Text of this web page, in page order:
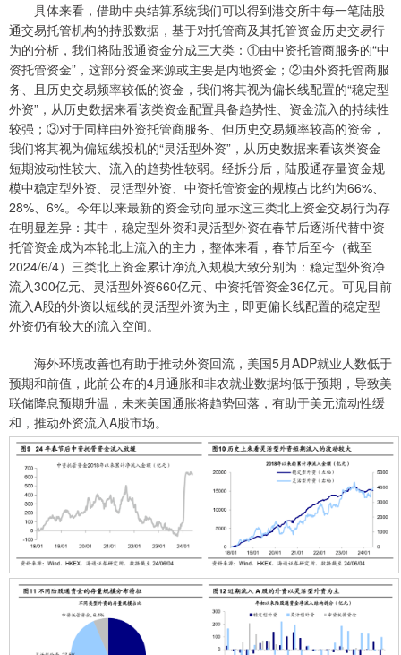
具体来看，借助中央结算系统我们可以得到港交所中每一笔陆股
通交易托管机构的持股数据，基于对托管商及其托管资金历史交易行
为的分析，我们将陆股通资金分成三大类：①由中资托管商服务的“中
资托管资金”，这部分资金来源或主要是内地资金；②由外资托管商服
务、且历史交易频率较低的资金，我们将其视为偏长线配置的“稳定型
外资”，从历史数据来看该类资金配置具备趋势性、资金流入的持续性
较强；③对于同样由外资托管商服务、但历史交易频率较高的资金，
我们将其视为偏短线投机的“灵活型外资”，从历史数据来看该类资金
短期波动性较大、流入的趋势性较弱。经拆分后，陆股通存量资金规
模中稳定型外资、灵活型外资、中资托管资金的规模占比约为66%、
28%、6%。今年以来最新的资金动向显示这三类北上资金交易行为存
在明显差异：其中，稳定型外资和灵活型外资在春节后逐渐代替中资
托管资金成为本轮北上流入的主力，整体来看，春节后至今（截至
2024/6/4）三类北上资金累计净流入规模大致分别为：稳定型外资净
流入300亿元、灵活型外资660亿元、中资托管资金36亿元。可见目前
流入A股的外资以短线的灵活型外资为主，即更偏长线配置的稳定型
外资仍有较大的流入空间。
海外环境改善也有助于推动外资回流，美国5月ADP就业人数低于
预期和前值，此前公布的4月通胀和非农就业数据均低于预期，导致美
联储降息预期升温，未来美国通胀将趋势回落，有助于美元流动性缓
和，推动外资流入A股市场。